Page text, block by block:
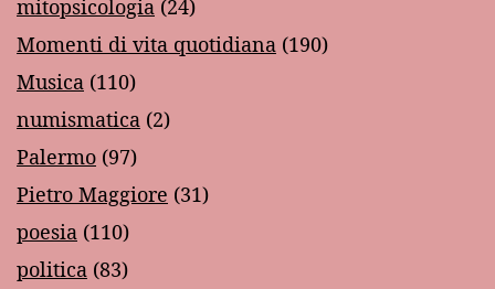
mitopsicologia (24)
Momenti di vita quotidiana (190)
Musica (110)
numismatica (2)
Palermo (97)
Pietro Maggiore (31)
poesia (110)
politica (83)